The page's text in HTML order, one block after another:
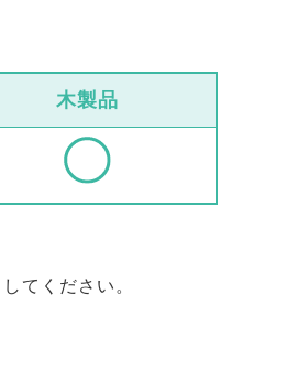
木製品
てください。